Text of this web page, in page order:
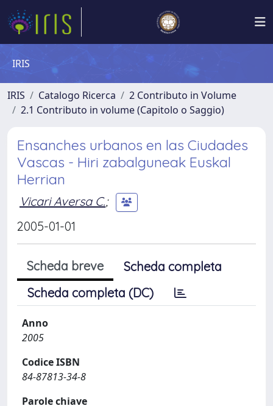
IRIS
IRIS Catalogo Ricerca
2 Contributo in Volume
2.1 Contributo in volume (Capitolo o Saggio)
Ensanches urbanos en las Ciudades
Vascas - Hiri zabalguneak Euskal
Herrian
Vicari Aversa C.;
2005-01-01
Scheda breve
Scheda completa
Scheda completa (DC)
Anno
2005
Codice ISBN
84-87813-34-8
Parole chiave